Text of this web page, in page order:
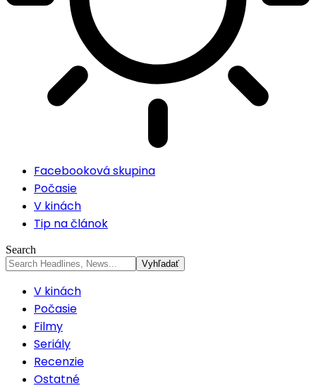
Facebooková skupina
Počasie
V kinách
Tip na článok
Search
V kinách
Počasie
Filmy
Seriály
Recenzie
Ostatné